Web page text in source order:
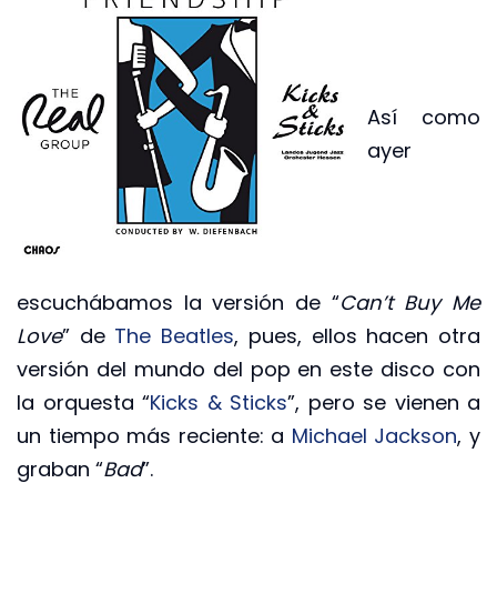
Así como
ayer
escuchábamos la versión de “Can’t Buy Me
Love” de The Beatles, pues, ellos hacen otra
versión del mundo del pop en este disco con
la orquesta “Kicks & Sticks”, pero se vienen a
un tiempo más reciente: a Michael Jackson, y
graban “Bad”.